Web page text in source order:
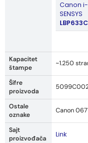
Canon i-
SENSYS
Kapacitet
štampe
~1.250
Šifre
proizvoda
Ostale
oznake
Canon
Sajt
proizvođača
Link